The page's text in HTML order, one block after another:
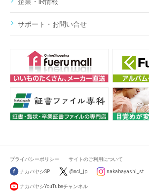
企業・IR情報
サポート・お問い合せ
プライバシーポリシー サイトのご利用について
ナカバヤシSP @ncl_jp nakabayashi_st
ナカバヤシYouTubeチャンネル